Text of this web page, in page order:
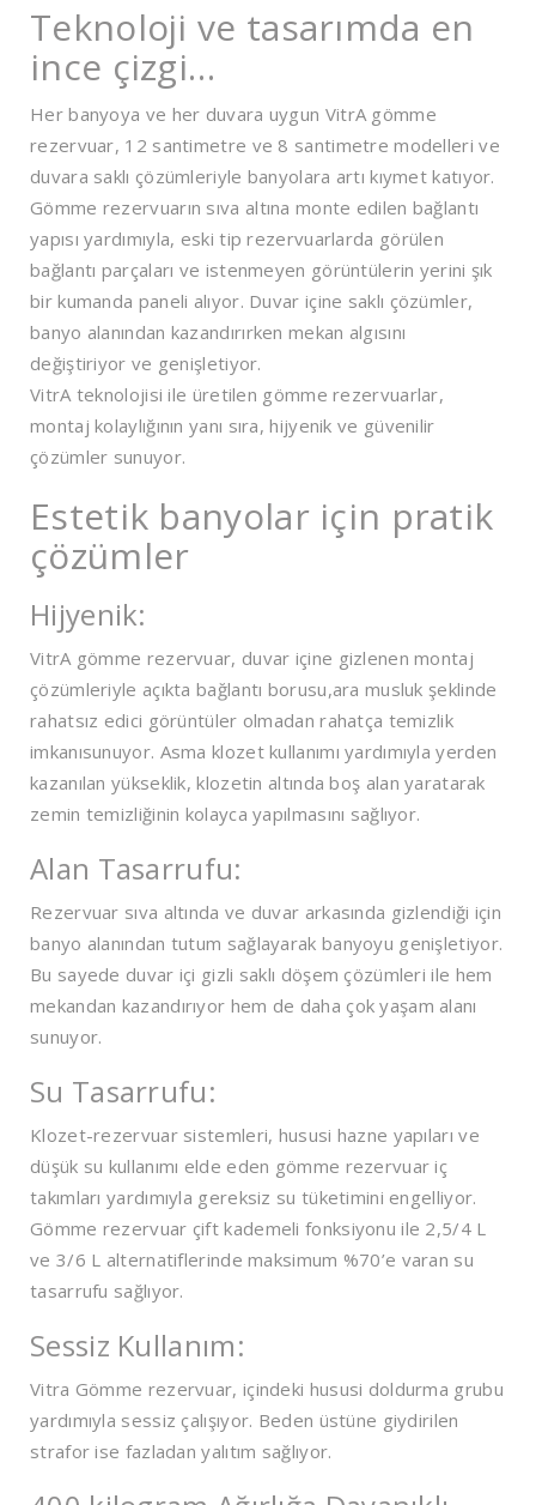
Teknoloji ve tasarımda en
ince çizgi…
Her banyoya ve her duvara uygun VitrA gömme
rezervuar, 12 santimetre ve 8 santimetre modelleri ve
duvara saklı çözümleriyle banyolara artı kıymet katıyor.
Gömme rezervuarın sıva altına monte edilen bağlantı
yapısı yardımıyla, eski tip rezervuarlarda görülen
bağlantı parçaları ve istenmeyen görüntülerin yerini şık
bir kumanda paneli alıyor. Duvar içine saklı çözümler,
banyo alanından kazandırırken mekan algısını
değiştiriyor ve genişletiyor.
VitrA teknolojisi ile üretilen gömme rezervuarlar,
montaj kolaylığının yanı sıra, hijyenik ve güvenilir
çözümler sunuyor.
Estetik banyolar için pratik
çözümler
Hijyenik:
VitrA gömme rezervuar, duvar içine gizlenen montaj
çözümleriyle açıkta bağlantı borusu,ara musluk şeklinde
rahatsız edici görüntüler olmadan rahatça temizlik
imkanısunuyor. Asma klozet kullanımı yardımıyla yerden
kazanılan yükseklik, klozetin altında boş alan yaratarak
zemin temizliğinin kolayca yapılmasını sağlıyor.
Alan Tasarrufu:
Rezervuar sıva altında ve duvar arkasında gizlendiği için
banyo alanından tutum sağlayarak banyoyu genişletiyor.
Bu sayede duvar içi gizli saklı döşem çözümleri ile hem
mekandan kazandırıyor hem de daha çok yaşam alanı
sunuyor.
Su Tasarrufu:
Klozet-rezervuar sistemleri, hususi hazne yapıları ve
düşük su kullanımı elde eden gömme rezervuar iç
takımları yardımıyla gereksiz su tüketimini engelliyor.
Gömme rezervuar çift kademeli fonksiyonu ile 2,5/4 L
ve 3/6 L alternatiflerinde maksimum %70’e varan su
tasarrufu sağlıyor.
Sessiz Kullanım:
Vitra Gömme rezervuar, içindeki hususi doldurma grubu
yardımıyla sessiz çalışıyor. Beden üstüne giydirilen
strafor ise fazladan yalıtım sağlıyor.